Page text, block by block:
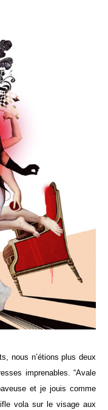
nous n’étions plus deux
imprenables. “Avale
et je jouis comme
vola sur le visage aux